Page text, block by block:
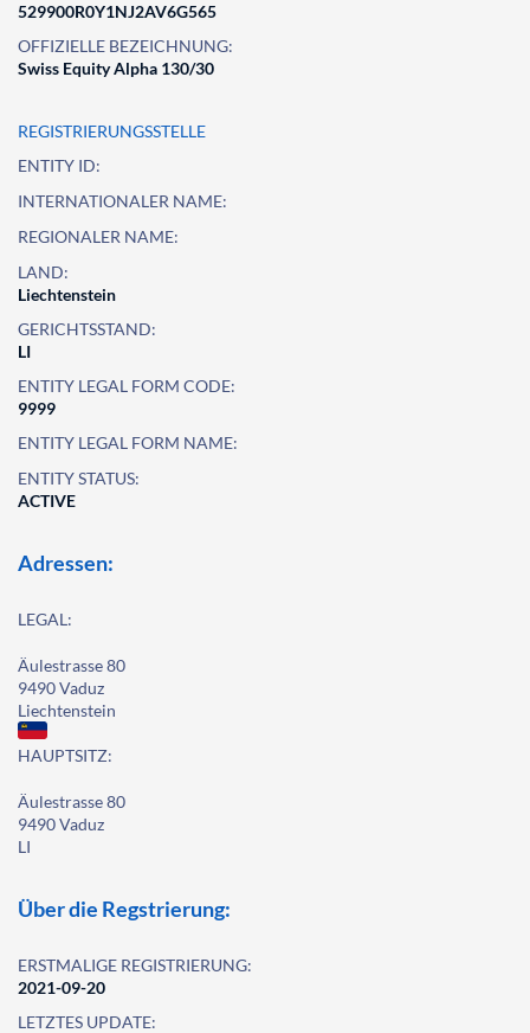
529900R0Y1NJ2AV6G565
OFFIZIELLE BEZEICHNUNG:
Swiss Equity Alpha 130/30
REGISTRIERUNGSSTELLE
ENTITY ID:
INTERNATIONALER NAME:
REGIONALER NAME:
LAND:
Liechtenstein
GERICHTSSTAND:
LI
ENTITY LEGAL FORM CODE:
9999
ENTITY LEGAL FORM NAME:
ENTITY STATUS:
ACTIVE
Adressen:
LEGAL:
Äulestrasse 80
9490 Vaduz
Liechtenstein
HAUPTSITZ:
Äulestrasse 80
9490 Vaduz
LI
Über die Regstrierung:
ERSTMALIGE REGISTRIERUNG:
2021-09-20
LETZTES UPDATE: